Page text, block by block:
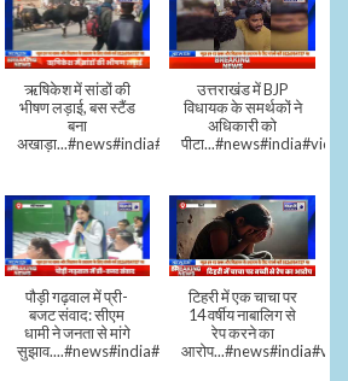
ऋषिकेश में सांडों की
भीषण लड़ाई, बस स्टैंड
बना
अखाड़ा...#news#india#video#viral
उत्तराखंड में BJP
विधायक के समर्थकों ने
अधिकारी को
पौड़ी गढ़वाल में प्री-
बजट संवाद: सीएम
धामी ने जनता से मांगे
सुझाव....#news#india#video#viral
टिहरी में एक चाचा पर
14 वर्षीय नाबालिग से
रेप करने का